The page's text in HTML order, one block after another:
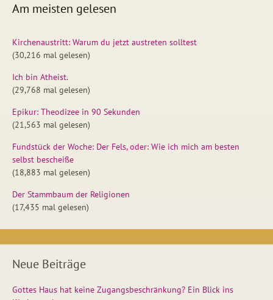
Am meisten gelesen
Kirchenaustritt: Warum du jetzt austreten solltest
(30,216 mal gelesen)
Ich bin Atheist.
(29,768 mal gelesen)
Epikur: Theodizee in 90 Sekunden
(21,563 mal gelesen)
Fundstück der Woche: Der Fels, oder: Wie ich mich am besten
selbst bescheiße
(18,883 mal gelesen)
Der Stammbaum der Religionen
(17,435 mal gelesen)
Neue Beiträge
Gottes Haus hat keine Zugangsbeschränkung? Ein Blick ins